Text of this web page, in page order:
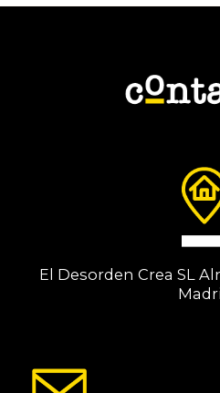
El Desorden Crea SL